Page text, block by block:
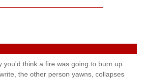
you'd think a fire was going to burn up
the other person yawns, collapses